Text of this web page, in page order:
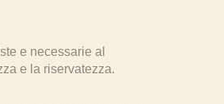
e necessarie al
e la riservatezza.